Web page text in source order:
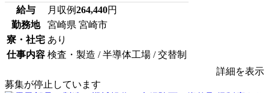
給与 月収例264,440円
勤務地
宮崎県 宮崎市
寮・社宅 あり
仕事内容 検査・製造 / 半導体工場 / 交替制
詳細を表示
募集が停止しています